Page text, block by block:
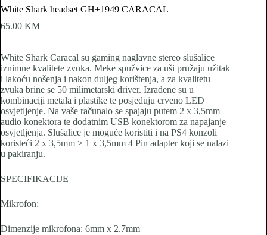
White Shark headset GH+1949 CARACAL
65.00 KM
White Shark Caracal su gaming naglavne stereo slušalice
iznimne kvalitete zvuka. Meke spužvice za uši pružaju užitak
i lakoću nošenja i nakon duljeg korištenja, a za kvalitetu
zvuka brine se 50 milimetarski driver. Izrađene su u
kombinaciji metala i plastike te posjeduju crveno LED
osvjetljenje. Na vaše računalo se spajaju putem 2 x 3,5mm
audio konektora te dodatnim USB konektorom za napajanje
osvjetljenja. Slušalice je moguće koristiti i na PS4 konzoli
koristeći 2 x 3,5mm > 1 x 3,5mm 4 Pin adapter koji se nalazi
u pakiranju.
SPECIFIKACIJE
Mikrofon:
Dimenzije mikrofona: 6mm x 2.7mm